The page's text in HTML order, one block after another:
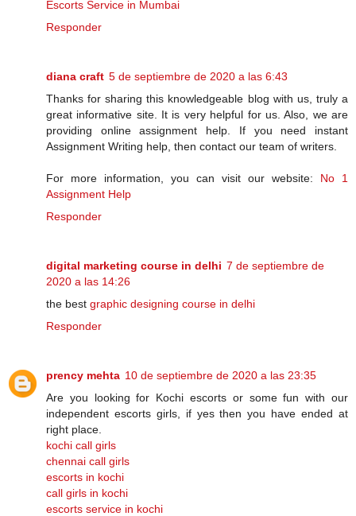
Escorts Service in Mumbai
Responder
diana craft 5 de septiembre de 2020 a las 6:43
Thanks for sharing this knowledgeable blog with us, truly a
great informative site. It is very helpful for us. Also, we are
providing online assignment help. If you need instant
Assignment Writing help, then contact our team of writers.
For more information, you can visit our website: No 1
Assignment Help
Responder
digital marketing course in delhi 7 de septiembre de
2020 a las 14:26
the best graphic designing course in delhi
Responder
prency mehta 10 de septiembre de 2020 a las 23:35
Are you looking for Kochi escorts or some fun with our
independent escorts girls, if yes then you have ended at
right place.
kochi call girls
chennai call girls
escorts in kochi
call girls in kochi
escorts service in kochi